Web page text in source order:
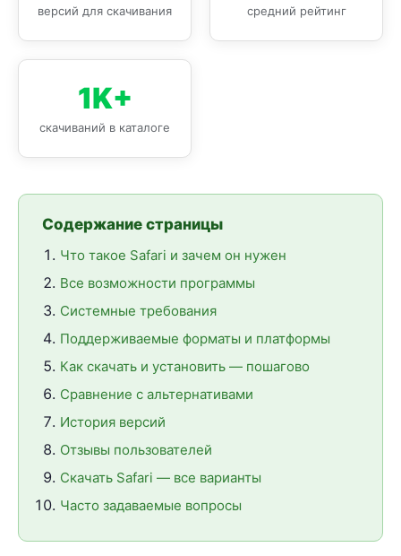
версий для скачивания средний рейтинг
1K+
скачиваний в каталоге
Содержание страницы
Что такое Safari и зачем он нужен
Все возможности программы
Системные требования
Поддерживаемые форматы и платформы
Как скачать и установить — пошагово
Сравнение с альтернативами
История версий
Отзывы пользователей
Скачать Safari — все варианты
Часто задаваемые вопросы